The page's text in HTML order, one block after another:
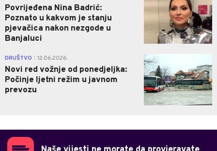
Povrijeđena Nina Badrić:
Poznato u kakvom je stanju
pjevačica nakon nezgode u
Banjaluci
DRUŠTVO 12.06.2026.
Novi red vožnje od ponedjeljka:
Počinje ljetni režim u javnom
prevozu